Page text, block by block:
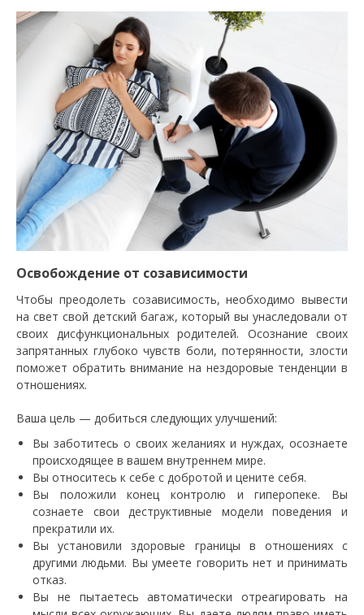
Освобождение от созависимости
Чтобы преодолеть созависимость, необходимо вывести
на свет свой детский багаж, который вы унаследовали от
своих дисфункциональных родителей. Осознание своих
запрятанных глубоко чувств боли, потерянности, злости
поможет обратить внимание на нездоровые тенденции в
отношениях.
Ваша цель — добиться следующих улучшений:
Вы заботитесь о своих желаниях и нуждах, осознаете
происходящее в вашем внутреннем мире.
Вы относитесь к себе с добротой и цените себя.
Вы положили конец контролю и гиперопеке. Вы
сознаете свои деструктивные модели поведения и
прекратили их.
Вы установили здоровые границы в отношениях с
другими людьми. Вы умеете говорить нет и принимать
отказ.
Вы не пытаетесь автоматически отреагировать на